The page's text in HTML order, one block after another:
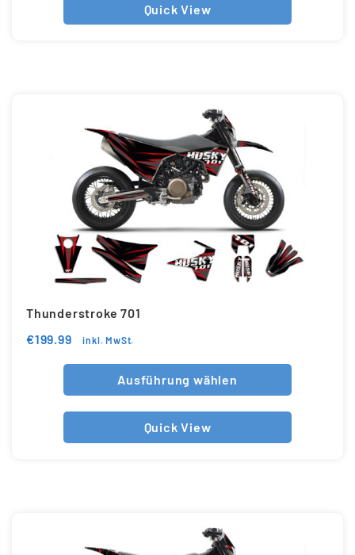
Quick View
Thunderstroke 701
€199.99 inkl. MwSt.
Ausführung wählen
Quick View